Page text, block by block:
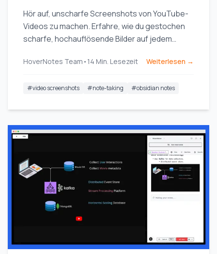
Hör auf, unscharfe Screenshots von YouTube-
Videos zu machen. Erfahre, wie du gestochen
scharfe, hochauflösende Bilder auf jedem
HoverNotes Team • 14 Min. Lesezeit Weiterlesen →
#video screenshots #note-taking #obsidian notes